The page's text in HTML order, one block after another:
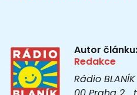
Autor článku:
Redakce
Rádio